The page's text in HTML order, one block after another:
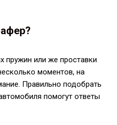
пружин или же проставки
моментов, на
Правильно подобрать
помогут ответы